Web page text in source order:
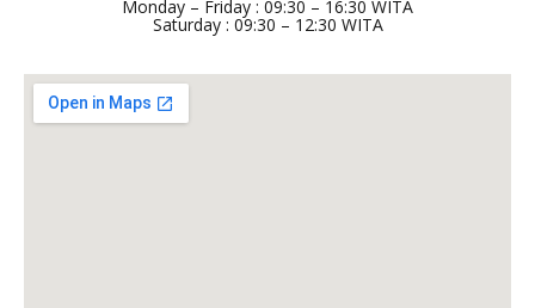
Monday – Friday : 09:30 – 16:30 WITA
Saturday : 09:30 – 12:30 WITA